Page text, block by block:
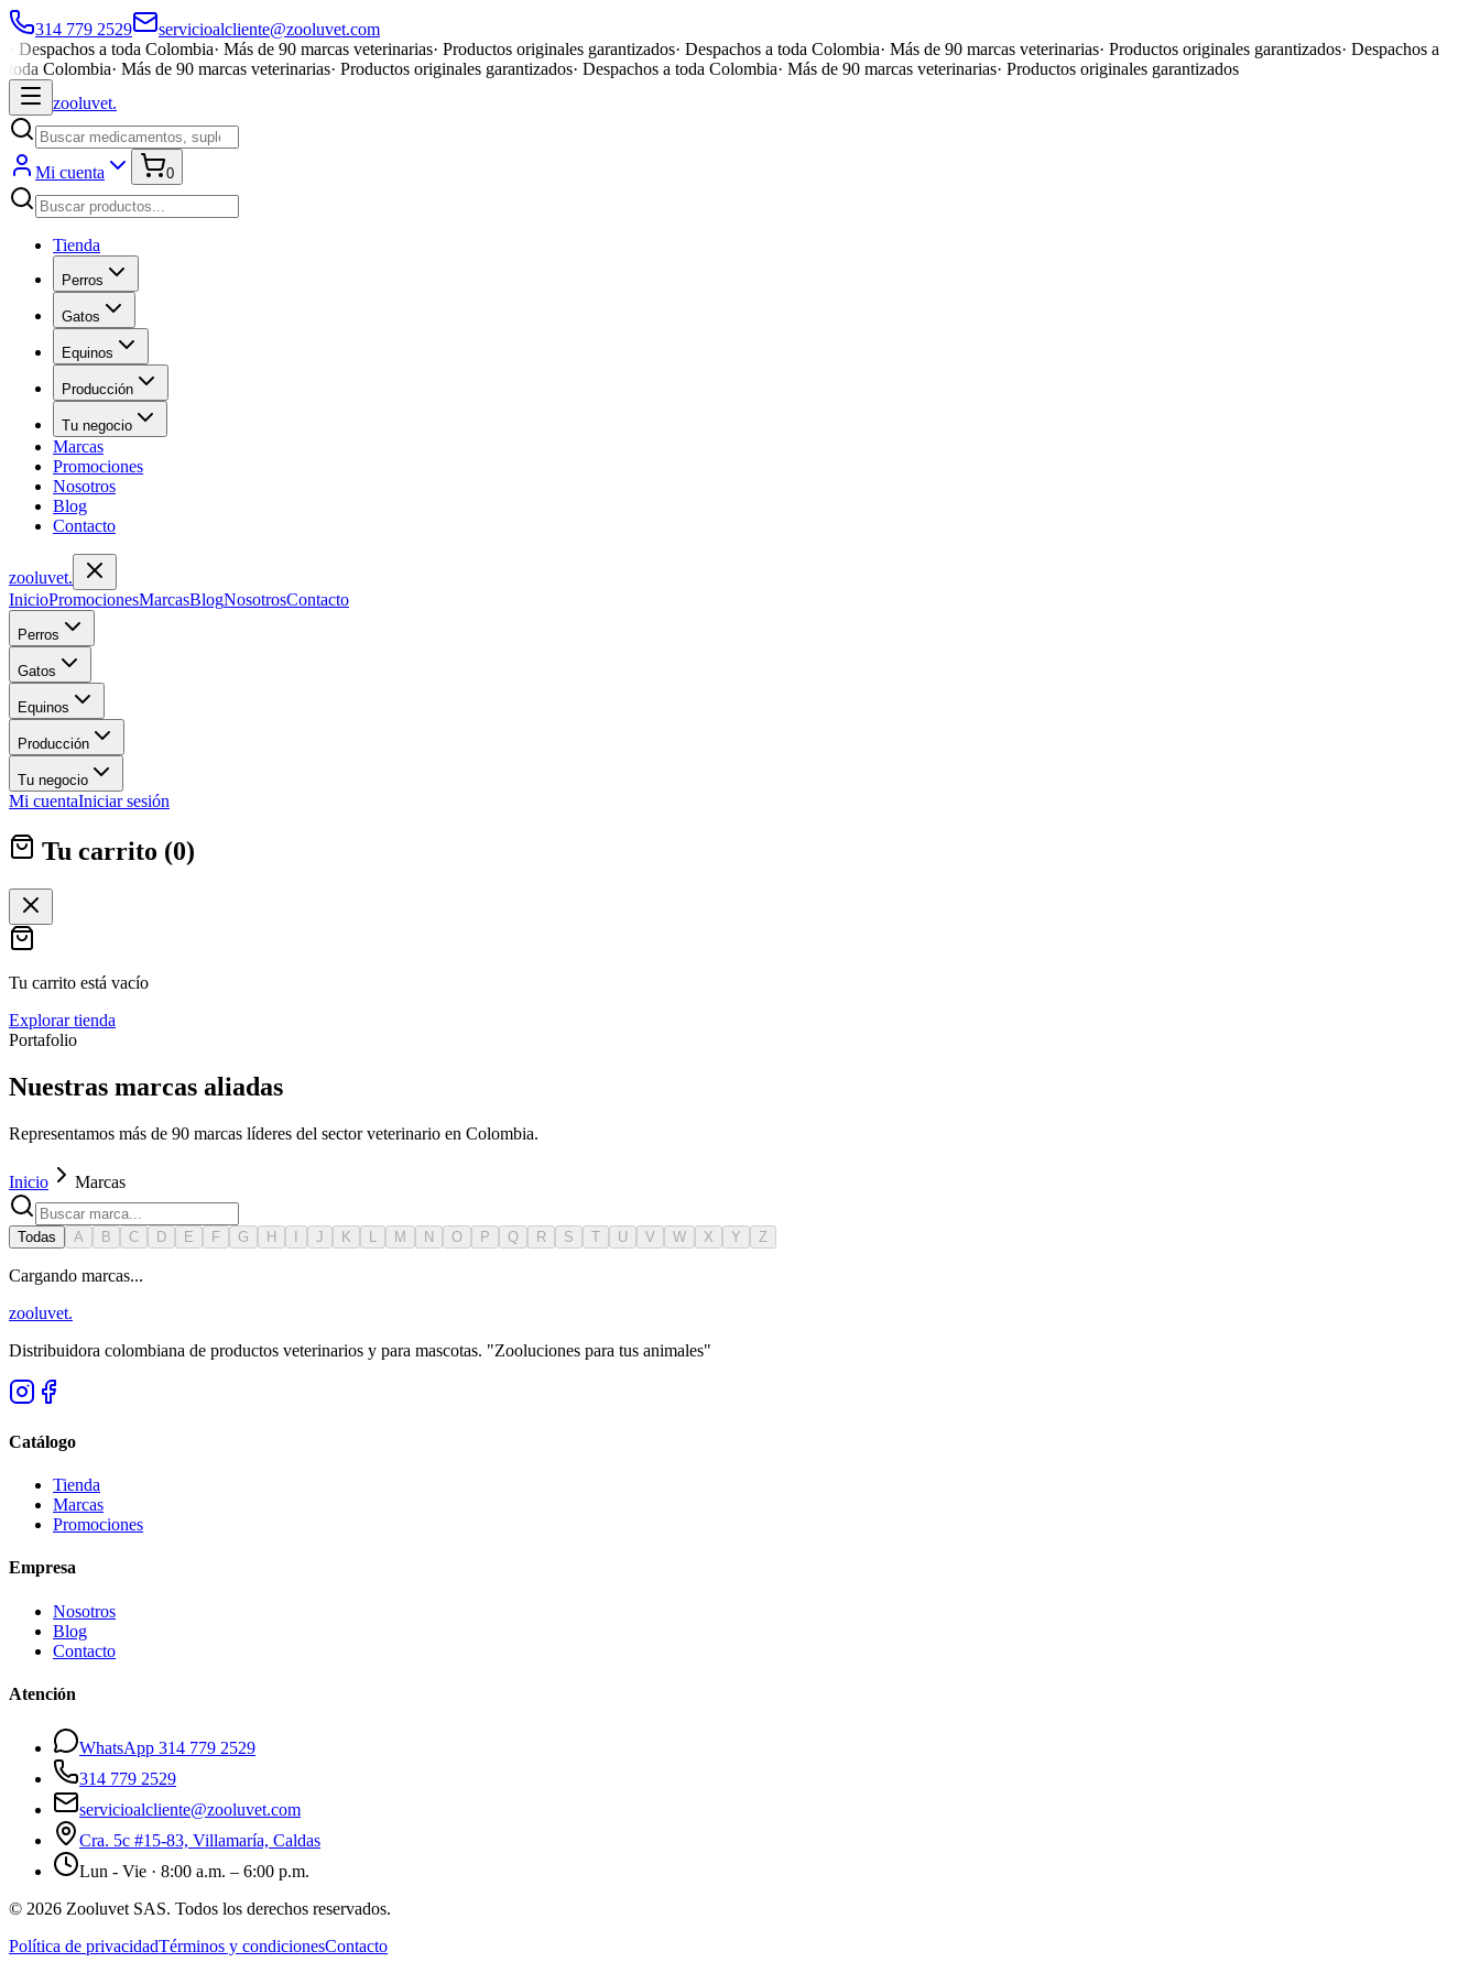
314 779 2529
servicioalcliente@zooluvet.com
Despachos a toda Colombia· Más de 90 marcas veterinarias· Productos originales garantizados· Despachos a toda Colombia· Más de 90 marcas veterinarias· Productos originales garantizados· Despachos a
toda Colombia· Más de 90 marcas veterinarias· Productos originales garantizados· Despachos a toda Colombia· Más de 90 marcas veterinarias· Productos originales garantizados
zooluvet.
Mi cuenta 0
Tienda
Perros
Gatos
Equinos
Producción
Tu negocio
Marcas
Promociones
Nosotros
Blog
Contacto
zooluvet.
InicioPromocionesMarcasBlogNosotrosContacto
Perros
Gatos
Equinos
Producción
Tu negocio
Mi cuentaIniciar sesión
Tu carrito (0)
Tu carrito está vacío
Explorar tienda
Portafolio
Nuestras marcas aliadas
Representamos más de 90 marcas líderes del sector veterinario en Colombia.
Inicio Marcas
Todas A B C D E F G H I J K L M N O P Q R S T U V W X Y Z
Cargando marcas...
zooluvet.
Distribuidora colombiana de productos veterinarios y para mascotas. "Zooluciones para tus animales"
Catálogo
Tienda
Marcas
Promociones
Empresa
Nosotros
Blog
Contacto
Atención
WhatsApp 314 779 2529
314 779 2529
servicioalcliente@zooluvet.com
Cra. 5c #15-83, Villamaría, Caldas
Lun - Vie · 8:00 a.m. – 6:00 p.m.
© 2026 Zooluvet SAS. Todos los derechos reservados.
Política de privacidadTérminos y condicionesContacto